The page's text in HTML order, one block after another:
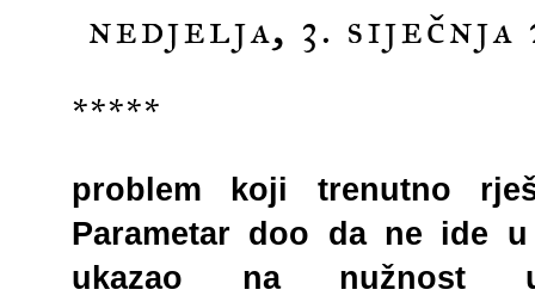
nedjelja, 3. siječnja
*****
problem koji trenutno
Parametar doo da ne ide
ukazao na nužnost